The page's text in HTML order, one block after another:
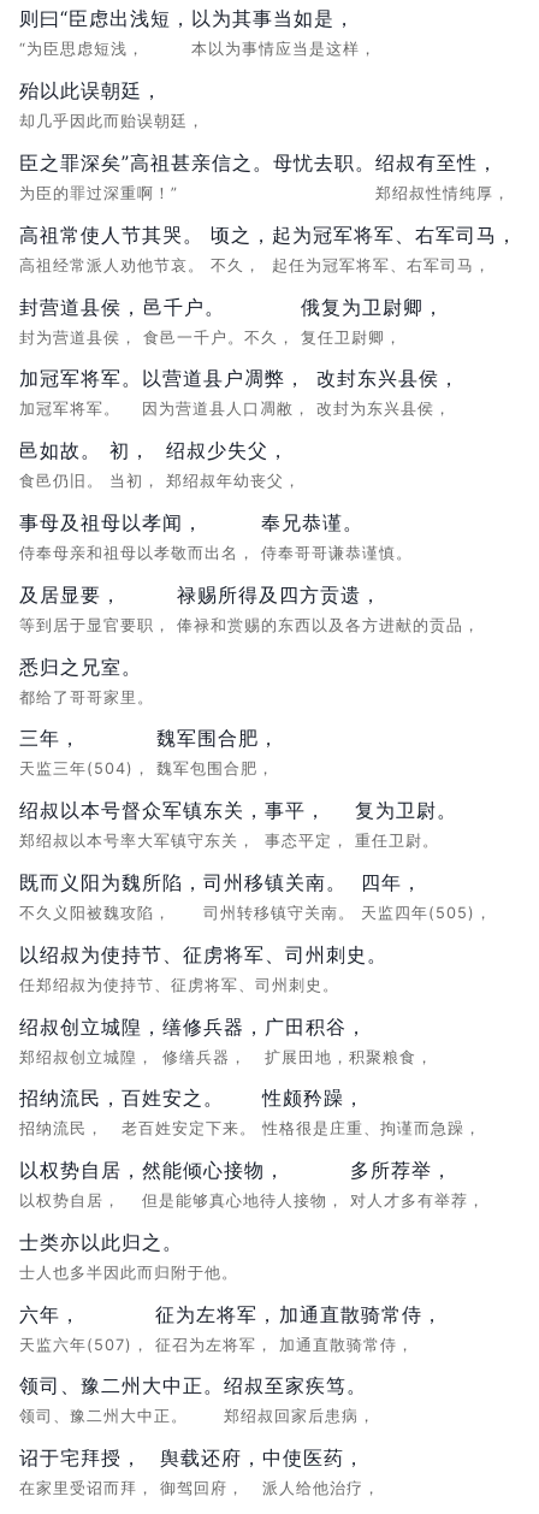
则曰“臣虑出浅短，
“为臣思虑短浅，
以为其事当如是，
本以为事情应当是这样，
殆以此误朝廷，
却几乎因此而贻误朝廷，
臣之罪深矣”高祖甚亲信之。母忧去职。
为臣的罪过深重啊！”
绍叔有至性，
郑绍叔性情纯厚，
高祖常使人节其哭。
高祖经常派人劝他节哀。
顷之，
不久，
起为冠军将军、右军司马，
起任为冠军将军、右军司马，
封营道县侯，
封为营道县侯，
邑千户。
食邑一千户。不久，
俄复为卫尉卿，
复任卫尉卿，
加冠军将军。
加冠军将军。
以营道县户凋弊，
因为营道县人口凋敝，
改封东兴县侯，
改封为东兴县侯，
邑如故。
食邑仍旧。
初，
当初，
绍叔少失父，
郑绍叔年幼丧父，
事母及祖母以孝闻，
侍奉母亲和祖母以孝敬而出名，
奉兄恭谨。
侍奉哥哥谦恭谨慎。
及居显要，
等到居于显官要职，
禄赐所得及四方贡遗，
俸禄和赏赐的东西以及各方进献的贡品，
悉归之兄室。
都给了哥哥家里。
三年，
天监三年(504)，
魏军围合肥，
魏军包围合肥，
绍叔以本号督众军镇东关，
郑绍叔以本号率大军镇守东关，
事平，
事态平定，
复为卫尉。
重任卫尉。
既而义阳为魏所陷，
不久义阳被魏攻陷，
司州移镇关南。
司州转移镇守关南。
四年，
天监四年(505)，
以绍叔为使持节、征虏将军、司州刺史。
任郑绍叔为使持节、征虏将军、司州刺史。
绍叔创立城隍，
郑绍叔创立城隍，
缮修兵器，
修缮兵器，
广田积谷，
扩展田地，积聚粮食，
招纳流民，
招纳流民，
百姓安之。
老百姓安定下来。
性颇矜躁，
性格很是庄重、拘谨而急躁，
以权势自居，
以权势自居，
然能倾心接物，
但是能够真心地待人接物，
多所荐举，
对人才多有举荐，
士类亦以此归之。
士人也多半因此而归附于他。
六年，
天监六年(507)，
征为左将军，
征召为左将军，
加通直散骑常侍，
加通直散骑常侍，
领司、豫二州大中正。
领司、豫二州大中正。
绍叔至家疾笃。
郑绍叔回家后患病，
诏于宅拜授，
在家里受诏而拜，
舆载还府，
御驾回府，
中使医药，
派人给他治疗，